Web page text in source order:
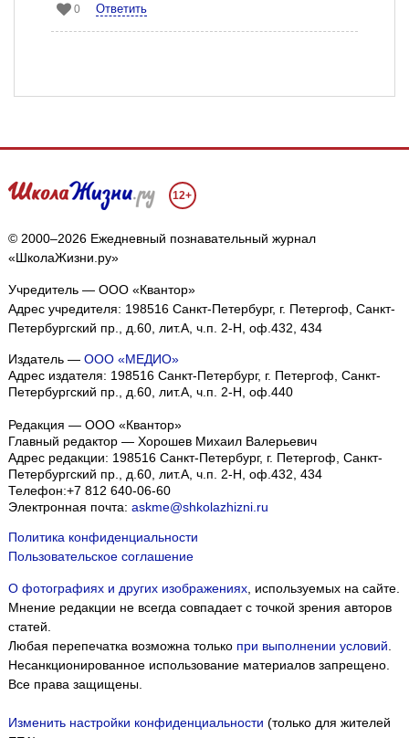
0 Ответить
12+
© 2000–2026 Ежедневный познавательный журнал
«ШколаЖизни.ру»
Учредитель — ООО «Квантор»
Адрес учредителя: 198516 Санкт-Петербург, г. Петергоф, Санкт-
Петербургский пр., д.60, лит.А, ч.п. 2-Н, оф.432, 434
Издатель — ООО «МЕДИО»
Адрес издателя: 198516 Санкт-Петербург, г. Петергоф, Санкт-
Петербургский пр., д.60, лит.А, ч.п. 2-Н, оф.440
Редакция — ООО «Квантор»
Главный редактор — Хорошев Михаил Валерьевич
Адрес редакции: 198516 Санкт-Петербург, г. Петергоф Санкт-
Петербургский пр., д.60, лит.А, ч.п. 2-Н, оф.432, 434
Телефон:+7 812 640-06-60
Электронная почта: askme@shkolazhizni.ru
Политика конфиденциальности
Пользовательское соглашение
О фотографиях и других изображениях, используемых на сайте.
Мнение редакции не всегда совпадает с точкой зрения авторов
статей.
Любая перепечатка возможна только при выполнении условий
Несанкционированное использование материалов запрещено.
Все права защищены.
Изменить настройки конфиденциальности (только для жителей